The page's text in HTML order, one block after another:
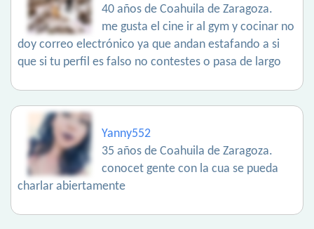
40 años de Coahuila de Zaragoza.
me gusta el cine ir al gym y cocinar no
doy correo electrónico ya que andan estafando a si
que si tu perfil es falso no contestes o pasa de largo
Yanny552
35 años de Coahuila de Zaragoza.
conocet gente con la cua se pueda
charlar abiertamente